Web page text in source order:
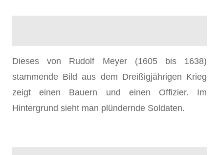
Dieses von Rudolf Meyer (1605 bis 1638)
stammende Bild aus dem Dreißigjährigen Krieg
zeigt einen Bauern und einen Offizier. Im
Hintergrund sieht man plündernde Soldaten.